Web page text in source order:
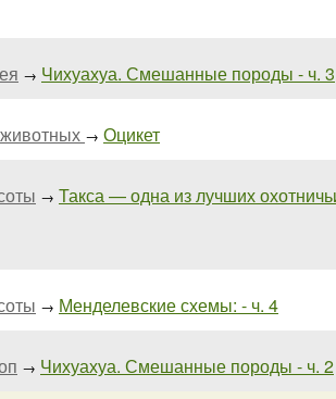
→ Чихуахуа. Смешанные породы - ч. 3
→ Оцикет
→ Такса — одна из лучших
→ Менделевские схемы: - ч. 4
→ Чихуахуа. Смешанные породы - ч. 2